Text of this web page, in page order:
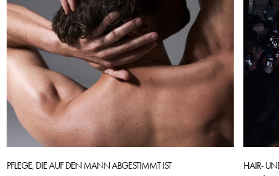
PFLEGE, DIE AUF DEN MANN ABGESTIMMT IST HAIR-